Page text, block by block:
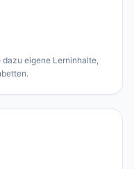
dazu eigene Lerninhalte,